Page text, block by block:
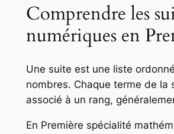
Comprendre les
numériques en
Une suite est une liste
nombres. Chaque terme de la
associé à un rang,
En Première spécialité